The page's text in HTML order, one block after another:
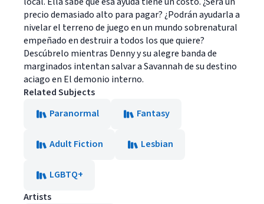
precio demasiado alto para pagar? ¿Podrán ayudarla a
nivelar el terreno de juego en un mundo sobrenatural
empeñado en destruir a todos los que quiere?
Descúbrelo mientras Denny y su alegre banda de
marginados intentan salvar a Savannah de su destino
aciago en El demonio interno.
Related Subjects
Paranormal
Fantasy
Adult Fiction Lesbian
LGBTQ+
Artists